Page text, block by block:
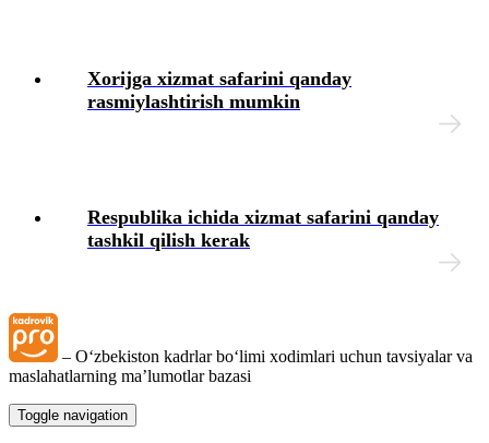
Xorijga хizmat safarini qanday
rasmiylashtirish mumkin
Respublika ichida хizmat safarini qanday
tashkil qilish kerak
– Oʻzbekiston kadrlar boʻlimi хodimlari uchun tavsiyalar va
maslahatlarning ma’lumotlar bazasi
Toggle navigation